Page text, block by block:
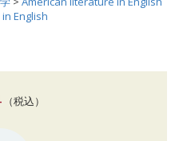
English
（税込）